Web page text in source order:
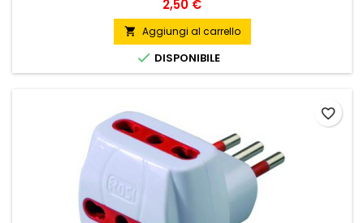
Prezzo
2,50 €
 Aggiungi al carrello
 DISPONIBILE
favorite_border